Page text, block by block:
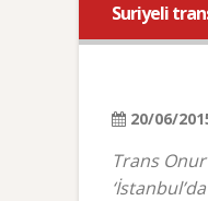
Suriyeli
20/06/
Trans